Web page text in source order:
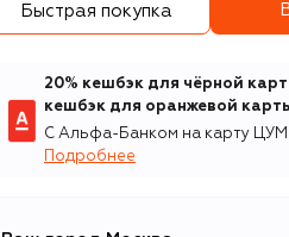
Быстрая покупка
20% кешбэк для чёрной
кешбэк для оранжевой
С Альфа-Банком на карту
Подробнее